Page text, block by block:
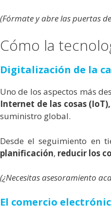
(Fórmate y abre las puertas
Cómo la
Digitalización de la
Uno de los aspectos más
Internet de las cosas
suministro global.
Desde el seguimiento en
planificación, reducir los
(¿Necesitas asesoramiento
El comercio